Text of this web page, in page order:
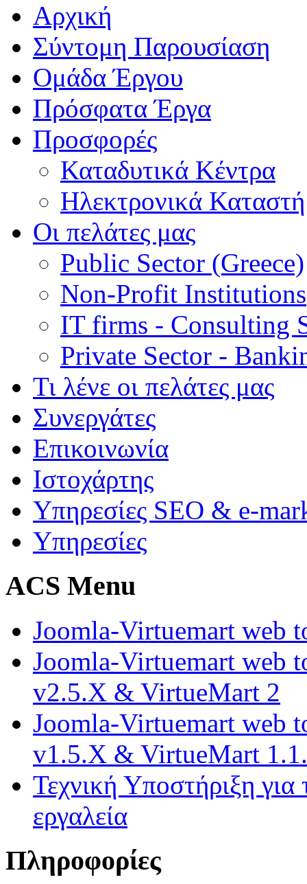
Αρχική
Σύντομη Παρουσίαση
Ομάδα Έργου
Πρόσφατα Έργα
Προσφορές
Καταδυτικά Κέντρα
Ηλεκτρονικά
Οι πελάτες μας
Public Sector (Greece)
Non-Profit Institutions
IT firms - Consulting
Private Sector -
Τι λένε οι πελάτες μας
Συνεργάτες
Επικοινωνία
Ιστοχάρτης
Υπηρεσίες SEO & e-
Υπηρεσίες
ACS Menu
Joomla-Virtuemart web
Joomla-Virtuemart web
v2.5.X & VirtueMart 2
Joomla-Virtuemart web
v1.5.X & VirtueMart
Τεχνική Υποστήριξη
εργαλεία
Πληροφορίες